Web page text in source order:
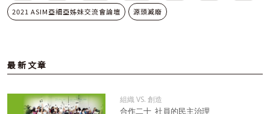
2021 ASIM亞細亞姊妹交流會論壇 源頭減廢
最新文章
組織 VS. 創造
合作二十_社員的民主治理